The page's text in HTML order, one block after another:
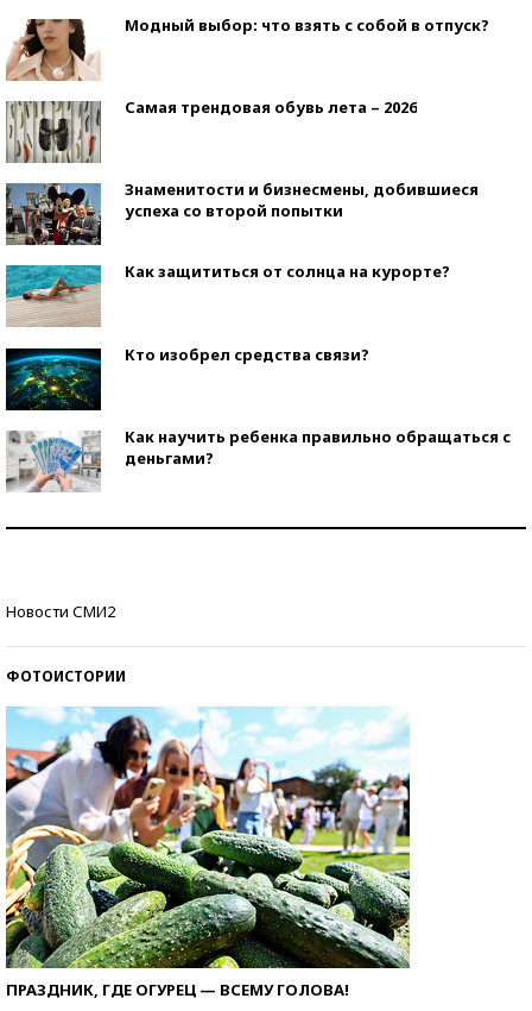
Модный выбор: что взять с собой в отпуск?
Самая трендовая обувь лета – 2026
Знаменитости и бизнесмены, добившиеся
успеха со второй попытки
Как защититься от солнца на курорте?
Кто изобрел средства связи?
Как научить ребенка правильно обращаться с
деньгами?
Новости СМИ2
ФОТОИСТОРИИ
ПРАЗДНИК, ГДЕ ОГУРЕЦ — ВСЕМУ ГОЛОВА!